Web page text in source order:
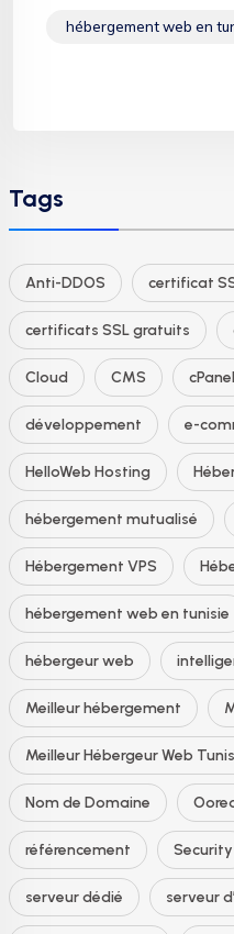
hébergement web en
Tags
Anti-DDOS certificat
certificats SSL gratuits
Cloud CMS cPanel
développement e-
HelloWeb Hosting
hébergement mutualisé
Hébergement VPS
hébergement web en tunisie
hébergeur web
Meilleur hébergement
Meilleur Hébergeur Web
Nom de Domaine
référencement Security
serveur dédié serveur